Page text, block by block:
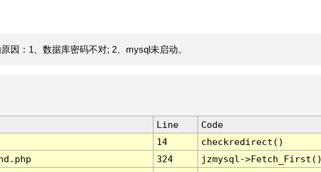
因：1、数据库密码不对; 2、mysql未启动。
Line
Code
14
checkredirect()
324
jzmysql-